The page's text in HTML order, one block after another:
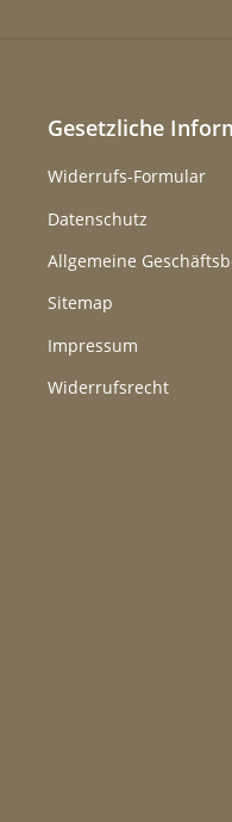
Gesetzliche
Widerrufs-Formular
Datenschutz
Allgemeine
Sitemap
Impressum
Widerrufsrecht